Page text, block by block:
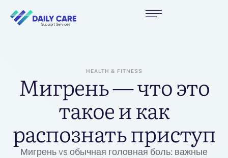
HEALTH & FITNESS
Мигрень — что это
такое и как
распознать приступ
Мигрень vs обычная головная боль: важные